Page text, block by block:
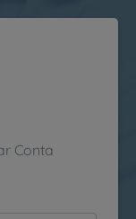
Conta